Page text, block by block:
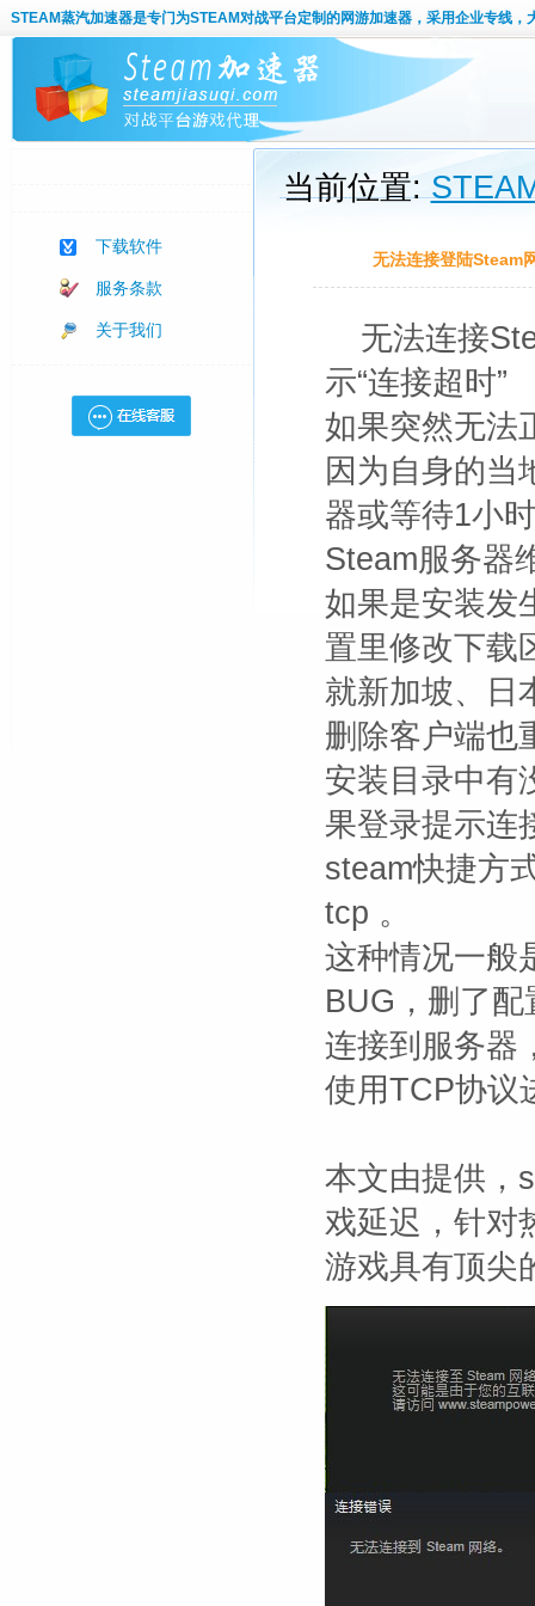
STEAM蒸汽加速器是专门为STEAM对战平台定制的网游加速器，采用企业专线，
下载软件
服务条款
关于我们
当前位置:
无法连接登陆Steam
无法连接
示“连接超时”
如果突然无法
因为自身的当
器或等待1小
Steam服务器
如果是安装发
置里修改下载
就新加坡、日
删除客户端也
安装目录中有
果登录提示连
steam快捷方
tcp 。
这种情况一般
BUG，删了
连接到服务器
使用TCP协议
本文由提供，
戏延迟，针对
游戏具有顶尖